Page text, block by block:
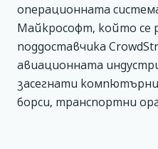
операционната
Майкрософт, който се
поддоставчика
авиационната
засегнати
борси, транспортни